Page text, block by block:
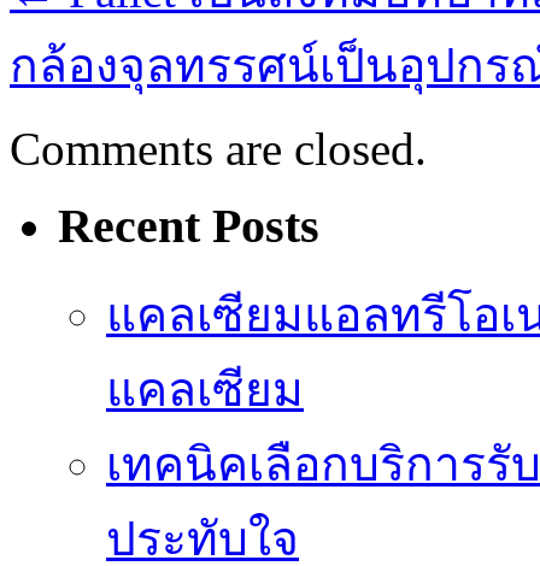
กล้องจุลทรรศน์เป็นอุปก
Comments are closed.
Recent Posts
แคลเซียมแอลทรีโอ
แคลเซียม
เทคนิคเลือกบริการรั
ประทับใจ